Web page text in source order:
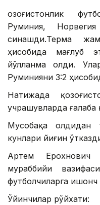
Қозоғистонлик
Руминия,
синашди.Терма
ҳисобида мағлуб
йўлланма олди.
Руминияни 3:2
Натижада
учрашувларда
Мусобақа
кунлари йиғин
Артем Ерохнович
мураббийи
футболчиларга
Ўйинчилар рўйхати: